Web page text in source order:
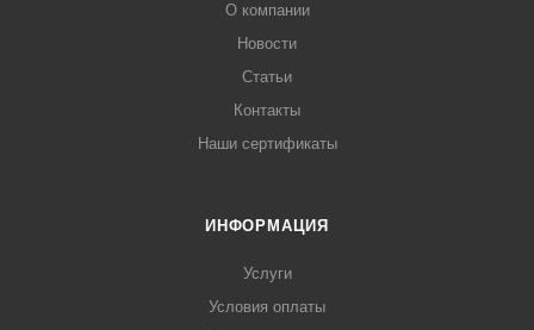
О компании
Новости
Статьи
Контакты
Наши сертификаты
ИНФОРМАЦИЯ
Услуги
Условия оплаты